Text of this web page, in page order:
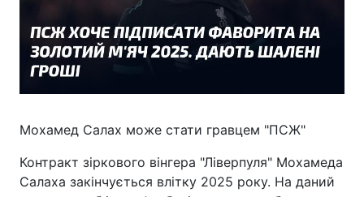
Мохамед Салах може стати гравцем "ПСЖ"
Контракт зіркового вінгера "Ліверпуля" Мохамеда
Салаха закінчується влітку 2025 року. На даний